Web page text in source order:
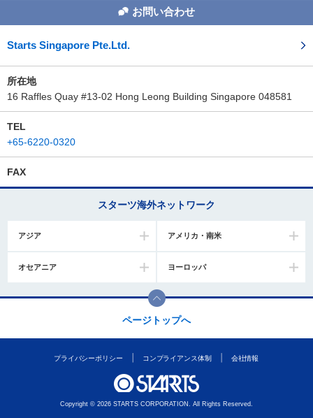
お問い合わせ
Starts Singapore Pte.Ltd.
所在地
16 Raffles Quay #13-02 Hong Leong Building Singapore 048581
TEL
+65-6220-0320
FAX
スターツ海外ネットワーク
アジア アメリカ・南米
オセアニア ヨーロッパ
ページトップへ
プライバシーポリシー コンプライアンス体制 会社情報
Copyright © 2026 STARTS CORPORATION. All Rights Reserved.